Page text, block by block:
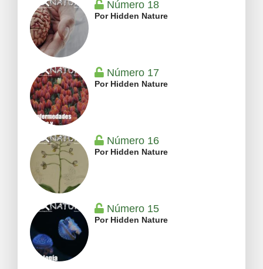
Número 18
Por Hidden Nature
Número 17
Por Hidden Nature
Número 16
Por Hidden Nature
Número 15
Por Hidden Nature